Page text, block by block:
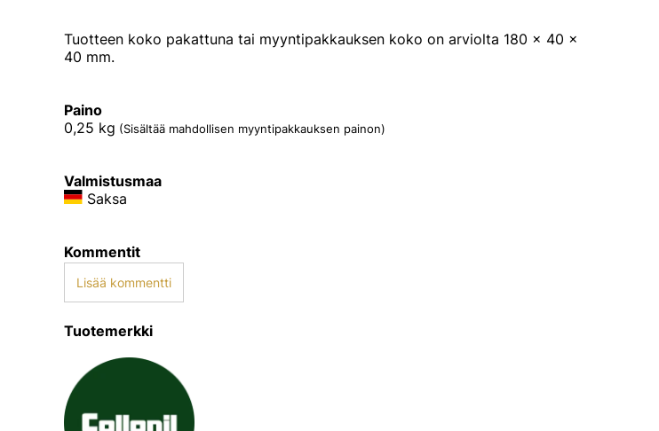
Tuotteen koko pakattuna tai myyntipakkauksen koko on arviolta 180 x 40 x
40 mm.
Paino
0,25 kg (Sisältää mahdollisen myyntipakkauksen painon)
Valmistusmaa
Saksa
Kommentit
Lisää kommentti
Tuotemerkki